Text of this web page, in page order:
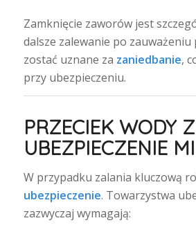
Zamknięcie zaworów jest
dalsze zalewanie po
zostać uznane za zaniedbanie,
przy ubezpieczeniu.
PRZECIEK WODY
UBEZPIECZENIE
W przypadku zalania kluczową
ubezpieczenie. Towarzystwa
zazwyczaj wymagają: